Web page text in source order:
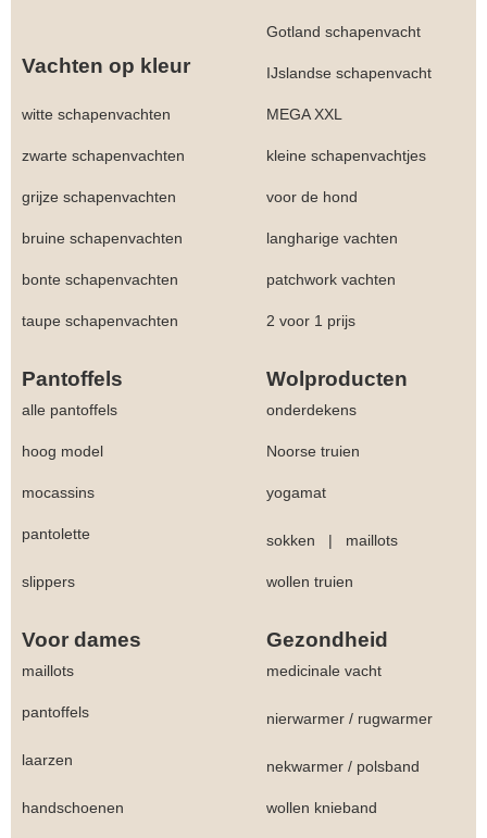
Gotland schapenvacht
Vachten op kleur IJslandse schapenvacht
witte schapenvachten MEGA XXL
zwarte schapenvachten kleine schapenvachtjes
grijze schapenvachten voor de hond
bruine schapenvachten langharige vachten
bonte schapenvachten patchwork vachten
taupe schapenvachten 2 voor 1 prijs
Pantoffels Wolproducten
alle pantoffels onderdekens
hoog model Noorse truien
mocassins yogamat
pantolette sokken | maillots
slippers wollen truien
Voor dames Gezondheid
maillots medicinale vacht
pantoffels nierwarmer / rugwarmer
laarzen nekwarmer / polsband
handschoenen wollen knieband